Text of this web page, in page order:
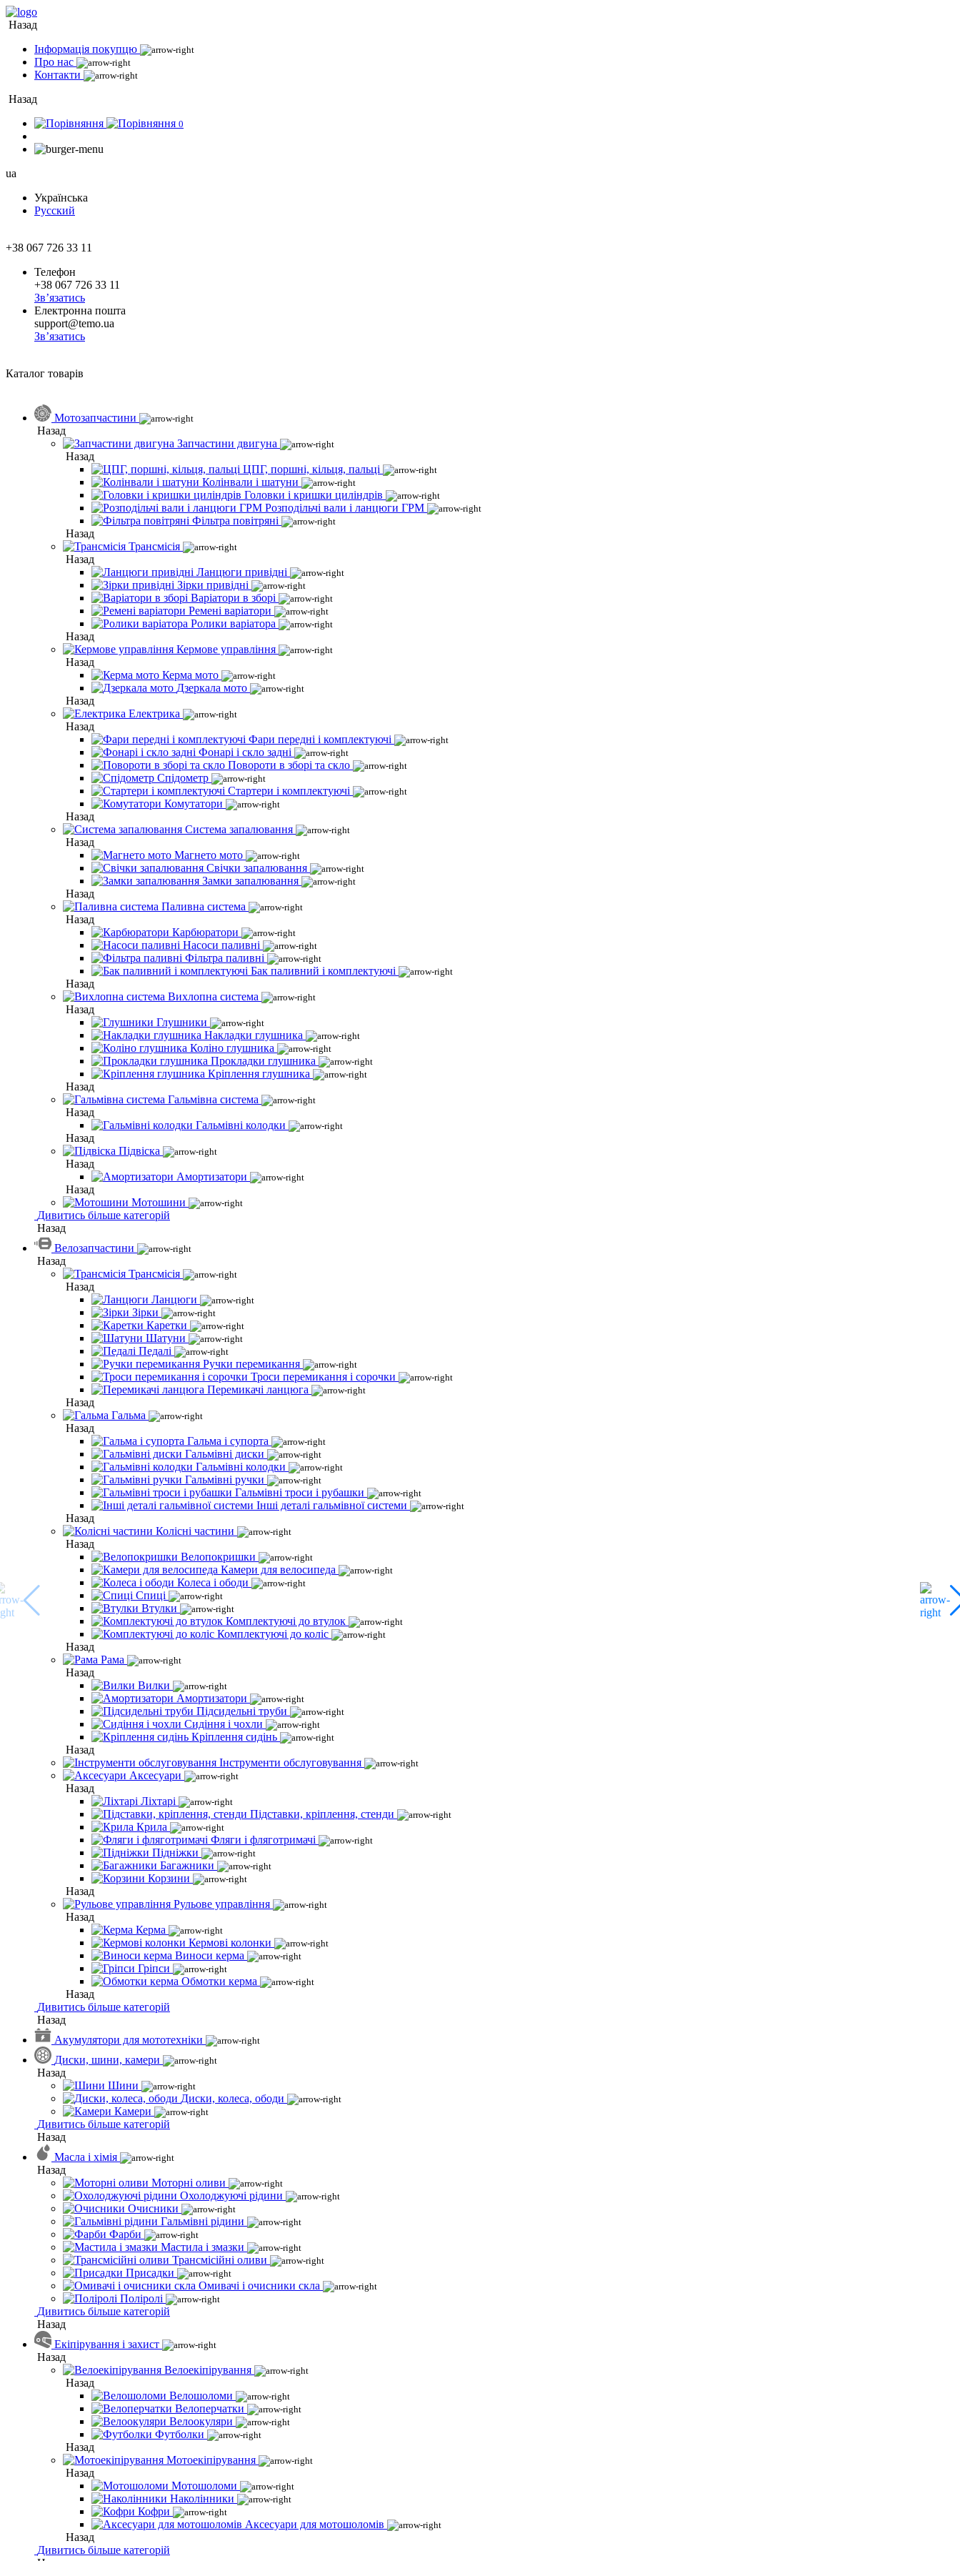
Назад
Інформація покупцю
Про нас
Контакти
Назад
0
ua
Українська
Русский
+38 067 726 33 11
Телефон
+38 067 726 33 11
Зв’язатись
Електронна пошта
support@temo.ua
Зв’язатись
Каталог товарів
Мотозапчастини
Назад
Запчастини двигуна
Назад
ЦПГ, поршні, кільця, пальці
Колінвали і шатуни
Головки і кришки циліндрів
Розподільчі вали і ланцюги ГРМ
Фільтра повітряні
Назад
Трансмісія
Назад
Ланцюги привідні
Зірки привідні
Варіатори в зборі
Ремені варіатори
Ролики варіатора
Назад
Кермове управління
Назад
Керма мото
Дзеркала мото
Назад
Електрика
Назад
Фари передні і комплектуючі
Фонарі і скло задні
Повороти в зборі та скло
Спідометр
Стартери і комплектуючі
Комутатори
Назад
Система запалювання
Назад
Магнето мото
Свічки запалювання
Замки запалювання
Назад
Паливна система
Назад
Карбюратори
Насоси паливні
Фільтра паливні
Бак паливний і комплектуючі
Назад
Вихлопна система
Назад
Глушники
Накладки глушника
Коліно глушника
Прокладки глушника
Кріплення глушника
Назад
Гальмівна система
Назад
Гальмівні колодки
Назад
Підвіска
Назад
Амортизатори
Назад
Мотошини
Дивитись більше категорій
Назад
Велозапчастини
Назад
Трансмісія
Назад
Ланцюги
Зірки
Каретки
Шатуни
Педалі
Ручки перемикання
Троси перемикання і сорочки
Перемикачі ланцюга
Назад
Гальма
Назад
Гальма і супорта
Гальмівні диски
Гальмівні колодки
Гальмівні ручки
Гальмівні троси і рубашки
Інші деталі гальмівної системи
Назад
Колісні частини
Назад
Велопокришки
Камери для велосипеда
Колеса і ободи
Спиці
Втулки
Комплектуючі до втулок
Комплектуючі до коліс
Назад
Рама
Назад
Вилки
Амортизатори
Підсидельні труби
Сидіння і чохли
Кріплення сидінь
Назад
Інструменти обслуговування
Аксесуари
Назад
Ліхтарі
Підставки, кріплення, стенди
Крила
Фляги і фляготримачі
Підніжки
Багажники
Корзини
Назад
Рульове управління
Назад
Керма
Кермові колонки
Виноси керма
Гріпси
Обмотки керма
Назад
Дивитись більше категорій
Назад
Акумулятори для мототехніки
Диски, шини, камери
Назад
Шини
Диски, колеса, ободи
Камери
Дивитись більше категорій
Назад
Масла і хімія
Назад
Моторні оливи
Охолоджуючі рідини
Очисники
Гальмівні рідини
Фарби
Мастила і змазки
Трансмісійні оливи
Присадки
Омивачі і очисники скла
Поліролі
Дивитись більше категорій
Назад
Екіпірування і захист
Назад
Велоекіпірування
Назад
Велошоломи
Велоперчатки
Велоокуляри
Футболки
Назад
Мотоекіпірування
Назад
Мотошоломи
Наколінники
Кофри
Аксесуари для мотошоломів
Назад
Дивитись більше категорій